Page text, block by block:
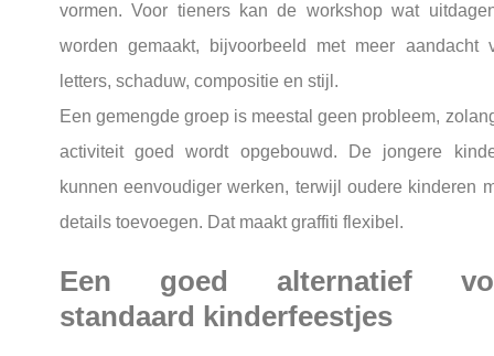
vormen. Voor tieners kan de workshop wat
worden gemaakt, bijvoorbeeld met meer aandacht
letters, schaduw, compositie en stijl.
Een gemengde groep is meestal geen probleem,
activiteit goed wordt opgebouwd. De jongere
kunnen eenvoudiger werken, terwijl oudere kinderen
details toevoegen. Dat maakt graffiti flexibel.
Een goed alternatief
standaard kinderfeestjes